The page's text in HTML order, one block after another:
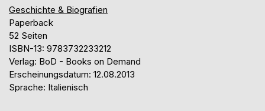
Geschichte & Biografien
Paperback
52 Seiten
ISBN-13: 9783732233212
Verlag: BoD - Books on Demand
Erscheinungsdatum: 12.08.2013
Sprache: Italienisch